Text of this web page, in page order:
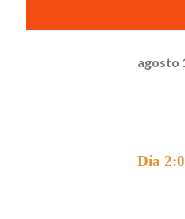
agosto
Día